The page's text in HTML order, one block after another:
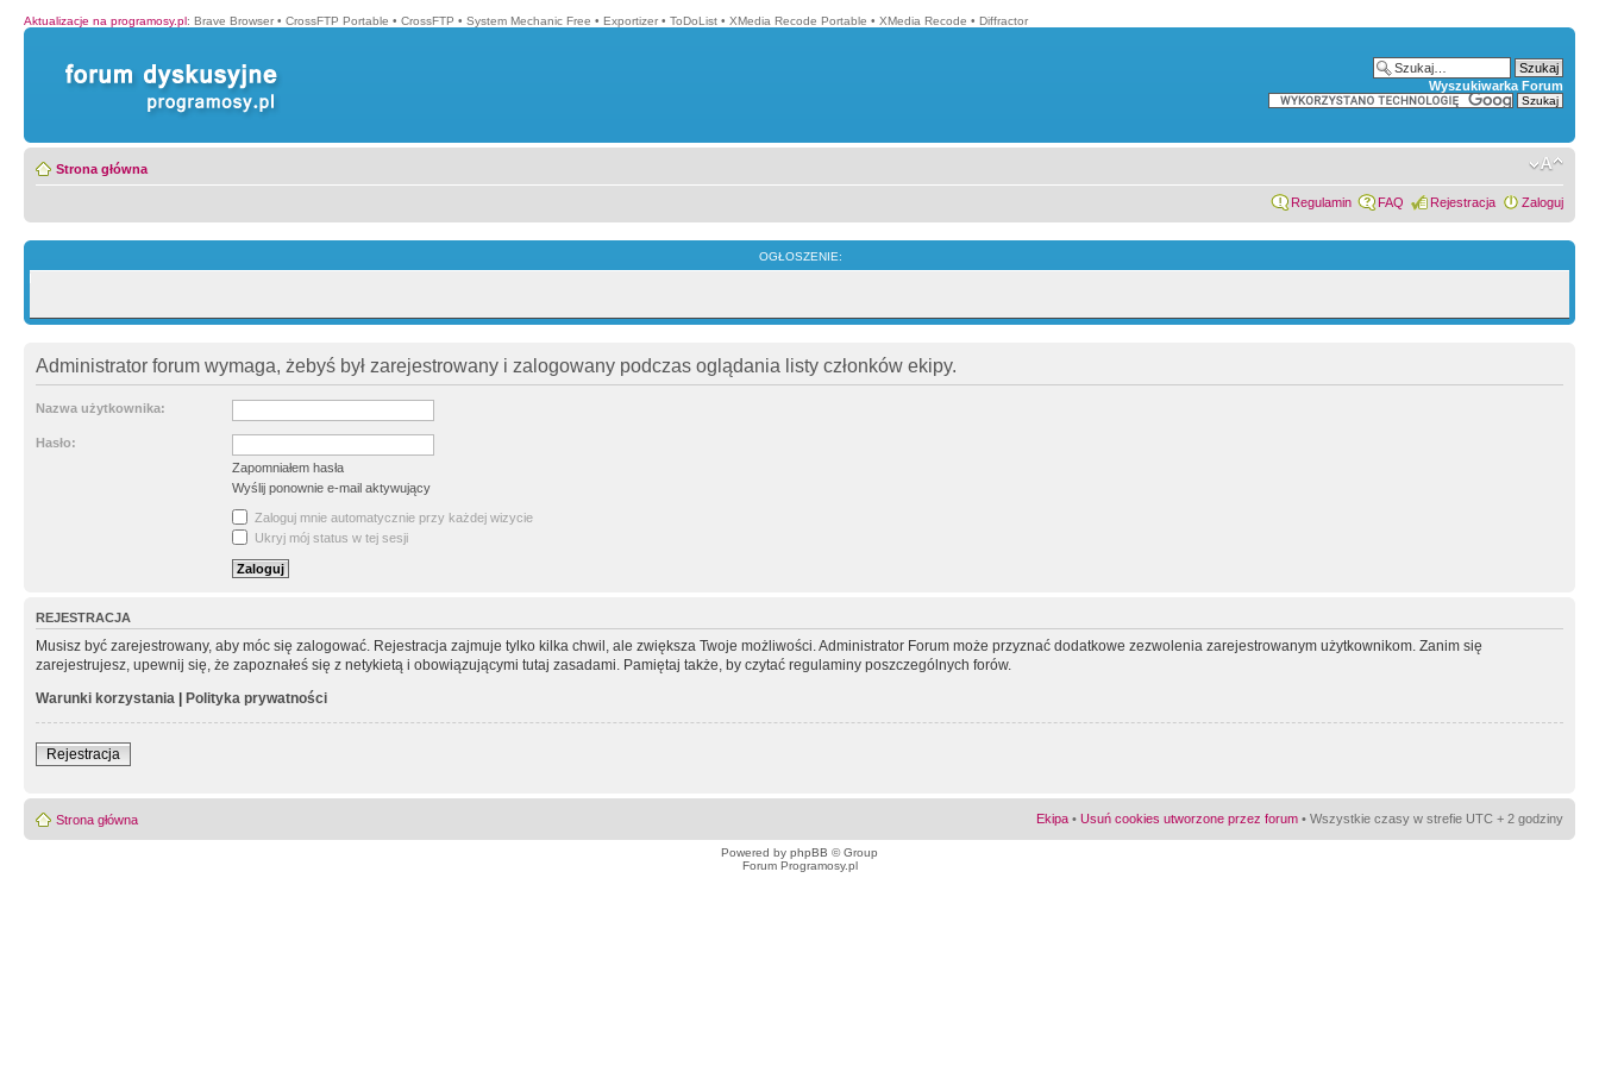
Aktualizacje na programosy.pl: Brave Browser • CrossFTP Portable • CrossFTP • System Mechanic Free • Exportizer • ToDoList • XMedia Recode Portable • XMedia Recode • Diffractor
Wyszukiwarka Forum
Strona główna
Regulamin FAQ Rejestracja Zaloguj
OGŁOSZENIE:
Administrator forum wymaga, żebyś był zarejestrowany i zalogowany podczas oglądania listy członków ekipy.
Nazwa użytkownika:
Hasło:
Zapomniałem hasła
Wyślij ponownie e-mail aktywujący
Zaloguj mnie automatycznie przy każdej wizycie
Ukryj mój status w tej sesji
REJESTRACJA
Musisz być zarejestrowany, aby móc się zalogować. Rejestracja zajmuje tylko kilka chwil, ale zwiększa Twoje możliwości. Administrator Forum może przyznać dodatkowe zezwolenia zarejestrowanym użytkownikom. Zanim się
zarejestrujesz, upewnij się, że zapoznałeś się z netykietą i obowiązującymi tutaj zasadami. Pamiętaj także, by czytać regulaminy poszczególnych forów.
Warunki korzystania | Polityka prywatności
Rejestracja
Strona główna Ekipa • Usuń cookies utworzone przez forum • Wszystkie czasy w strefie UTC + 2 godziny
Powered by phpBB © Group
Forum Programosy.pl